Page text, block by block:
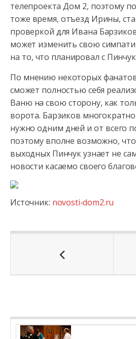
телепроекта Дом 2, поэтому
тоже время, отъезд Ирины,
проверкой для Ивана
может изменить свою
на то, что планировал с
По мнению некоторых
сможет полностью себя
Ваню на свою сторону, как
ворота. Барзиков
нужно одним дней и от всего
поэтому вполне возможно,
выходных Пинчук узнает не
новости касаемо своего
Источник: novosti-dom2.ru